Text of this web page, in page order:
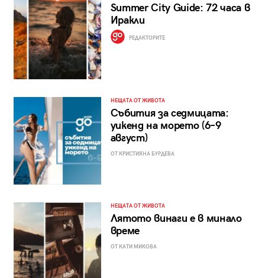
Summer City Guide: 72 часа в
Иракли
РЕДАКТОРИТЕ
НЕЩАТА ОТ ЖИВОТА
Събития за седмицата:
уикенд на морето (6–9
август)
ОТ КРИСТИЯНА БУРДЕВА
НЕЩАТА ОТ ЖИВОТА
Лятото винаги е в минало
време
ОТ КАТИ МИКОВА